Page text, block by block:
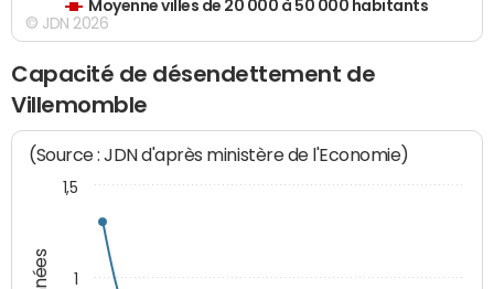
Moyenne villes de 20 000 à 50 000 habitants
© JDN 2026
Capacité de désendettement de
Villemomble
(Source : JDN d'après ministère de l'Economie)
1,5